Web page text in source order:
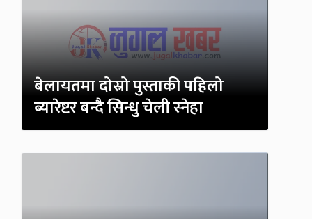
बेलायतमा दोस्रो पुस्ताकी पहिलो
ब्यारेष्टर बन्दै सिन्धु चेली स्नेहा